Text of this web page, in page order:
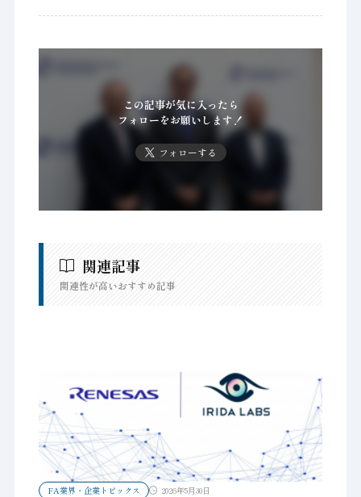
この記事が気に入ったら
フォローをお願いします！
フォローする
関連記事
関連性が高いおすすめ記事
FA業界・企業トピックス 2026年5月30日